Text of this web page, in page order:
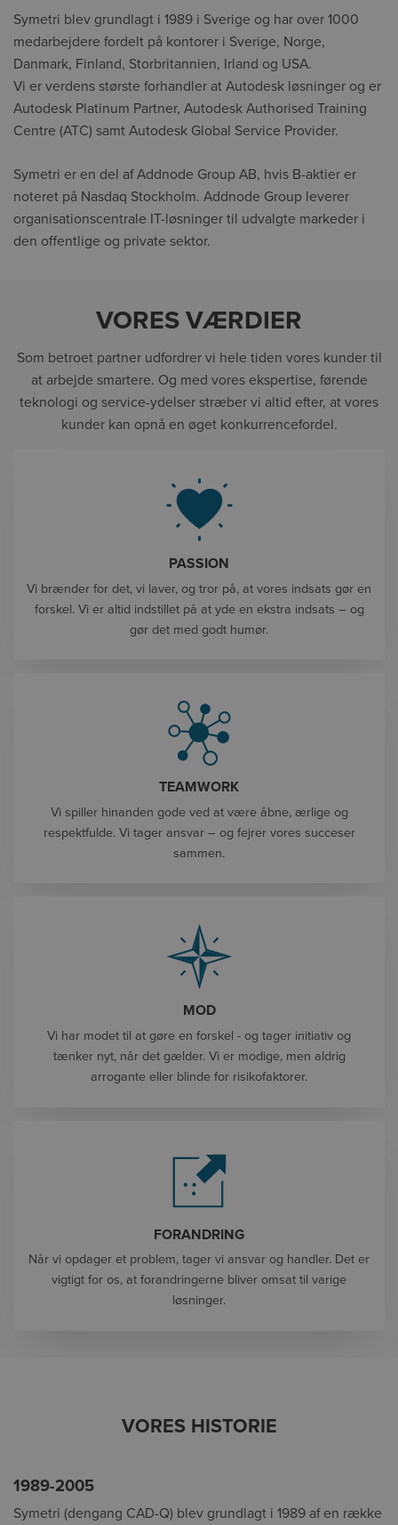
Symetri blev grundlagt i 1989 i Sverige og har over 1000
medarbejdere fordelt på kontorer i Sverige, Norge,
Danmark, Finland, Storbritannien, Irland og USA.
Vi er verdens største forhandler at Autodesk løsninger og er
Autodesk Platinum Partner, Autodesk Authorised Training
Centre (ATC) samt Autodesk Global Service Provider.
Symetri er en del af Addnode Group AB, hvis B-aktier er
noteret på Nasdaq Stockholm. Addnode Group leverer
organisationscentrale IT-løsninger til udvalgte markeder i
den offentlige og private sektor.
VORES VÆRDIER
Som betroet partner udfordrer vi hele tiden vores kunder til
at arbejde smartere. Og med vores ekspertise, førende
teknologi og service-ydelser stræber vi altid efter, at vores
kunder kan opnå en øget konkurrencefordel.
PASSION
Vi brænder for det, vi laver, og tror på, at vores indsats gør en
forskel. Vi er altid indstillet på at yde en ekstra indsats – og
gør det med godt humør.
TEAMWORK
Vi spiller hinanden gode ved at være åbne, ærlige og
respektfulde. Vi tager ansvar – og fejrer vores succeser
sammen.
MOD
Vi har modet til at gøre en forskel - og tager initiativ og
tænker nyt, når det gælder. Vi er modige, men aldrig
arrogante eller blinde for risikofaktorer.
FORANDRING
Når vi opdager et problem, tager vi ansvar og handler. Det er
vigtigt for os, at forandringerne bliver omsat til varige
løsninger.
VORES HISTORIE
1989-2005
Symetri (dengang CAD-Q) blev grundlagt i 1989 af en række